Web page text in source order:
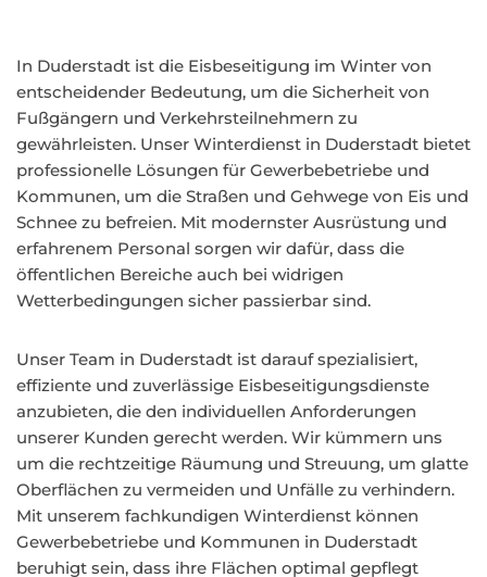
In Duderstadt ist die Eisbeseitigung im Winter von
entscheidender Bedeutung, um die Sicherheit von
Fußgängern und Verkehrsteilnehmern zu
gewährleisten. Unser Winterdienst in Duderstadt bietet
professionelle Lösungen für Gewerbebetriebe und
Kommunen, um die Straßen und Gehwege von Eis und
Schnee zu befreien. Mit modernster Ausrüstung und
erfahrenem Personal sorgen wir dafür, dass die
öffentlichen Bereiche auch bei widrigen
Wetterbedingungen sicher passierbar sind.
Unser Team in Duderstadt ist darauf spezialisiert,
effiziente und zuverlässige Eisbeseitigungsdienste
anzubieten, die den individuellen Anforderungen
unserer Kunden gerecht werden. Wir kümmern uns
um die rechtzeitige Räumung und Streuung, um glatte
Oberflächen zu vermeiden und Unfälle zu verhindern.
Mit unserem fachkundigen Winterdienst können
Gewerbebetriebe und Kommunen in Duderstadt
beruhigt sein, dass ihre Flächen optimal gepflegt